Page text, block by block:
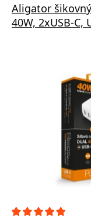
Aligator
40W, 2xUSB-C,